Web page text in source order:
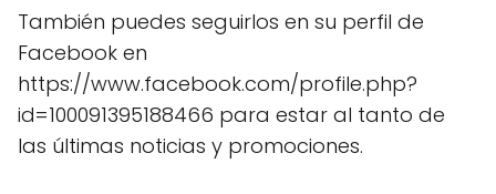
También puedes seguirlos en su perfil de
Facebook en
https://www.facebook.com/profile.php?
id=100091395188466 para estar al tanto de
las últimas noticias y promociones.